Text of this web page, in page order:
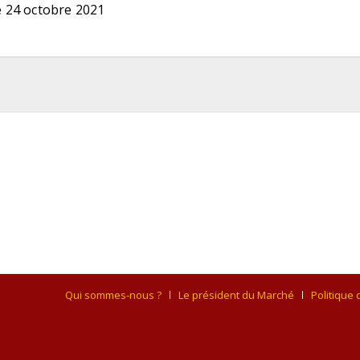
24 octobre 2021
Qui sommes-nous ? Le président du Marché Politique